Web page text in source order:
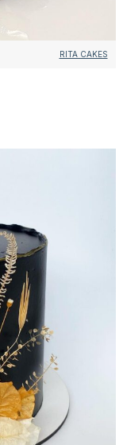
RITA CAKES